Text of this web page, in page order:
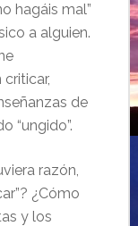
hagáis mal”
a alguien.
de
“ungido”.
razón,
¿Cómo
y los